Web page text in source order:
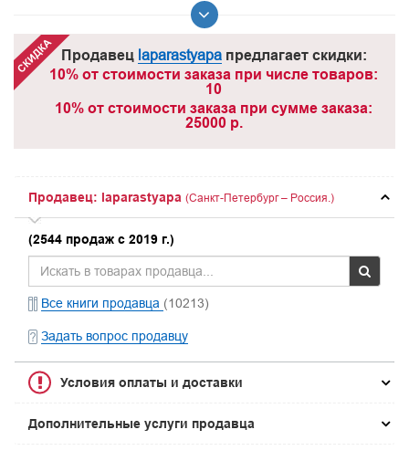
Продавец laparastyapaпредлагает скидки:
10% от стоимости заказа при числе товаров:
10
10% от стоимости заказа при сумме заказа:
25000 р.
Продавец: laparastyapa (Санкт-Петербург – Россия.)
(2544 продаж с 2019 г.)
Все книги продавца (10213)
Задать вопрос продавцу
Условия оплаты и доставки
Дополнительные услуги продавца